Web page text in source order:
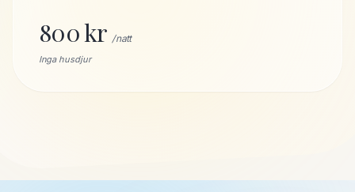
800kr / natt
Inga husdjur